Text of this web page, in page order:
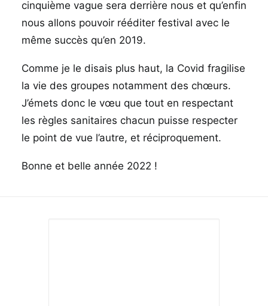
cinquième vague sera derrière nous et qu’enfin
nous allons pouvoir rééditer festival avec le
même succès qu’en 2019.
Comme je le disais plus haut, la Covid fragilise
la vie des groupes notamment des chœurs.
J’émets donc le vœu que tout en respectant
les règles sanitaires chacun puisse respecter
le point de vue l’autre, et réciproquement.
Bonne et belle année 2022 !